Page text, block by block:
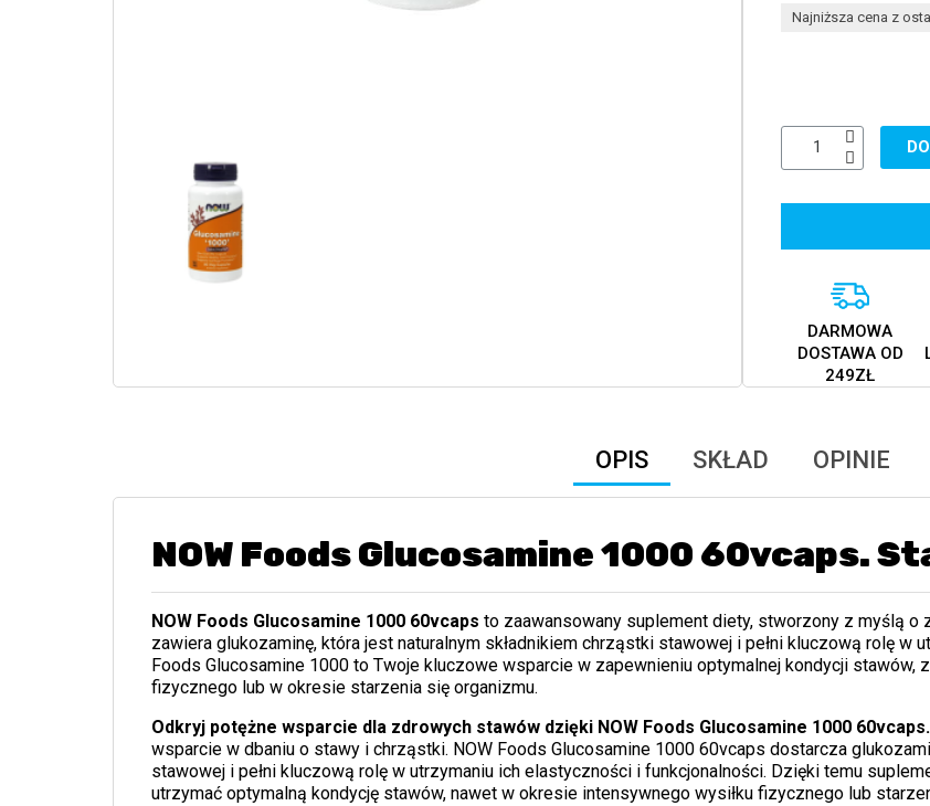
Najniższa cena z
DARMOWA
DOSTAWA OD
249ZŁ
OPIS SKŁAD OPINIE
NOW Foods Glucosamine 1000 60vcaps.
NOW Foods Glucosamine 1000 60vcaps to zaawansowany suplement diety, stworzony z myślą o
zawiera glukozaminę, która jest naturalnym składnikiem chrząstki stawowej i pełni kluczową rolę w
Foods Glucosamine 1000 to Twoje kluczowe wsparcie w zapewnieniu optymalnej kondycji stawów,
fizycznego lub w okresie starzenia się organizmu.
Odkryj potężne wsparcie dla zdrowych stawów dzięki NOW Foods Glucosamine 1000
wsparcie w dbaniu o stawy i chrząstki. NOW Foods Glucosamine 1000 60vcaps dostarcza
stawowej i pełni kluczową rolę w utrzymaniu ich elastyczności i funkcjonalności. Dzięki temu
utrzymać optymalną kondycję stawów, nawet w okresie intensywnego wysiłku fizycznego lub